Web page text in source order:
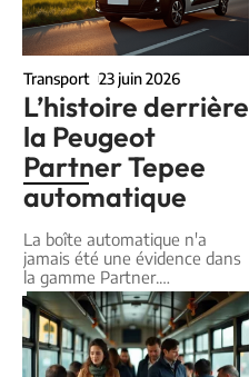
Transport 23 juin 2026
L’histoire derrière
la Peugeot
Partner Tepee
automatique
La boîte automatique n'a
jamais été une évidence dans
la gamme Partner.…